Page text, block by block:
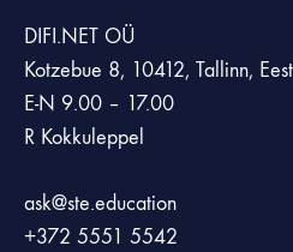
DIFI.NET OÜ
Kotzebue 8, 10412, Tallinn,
E-N 9.00 – 17.00
R Kokkuleppel
ask@ste.education
+372 5551 5542